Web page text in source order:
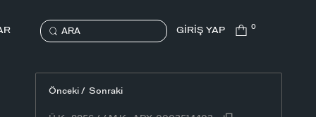
ARA GİRİŞ YAP 0
Önceki / Sonraki